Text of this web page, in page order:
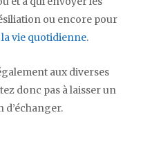
ou encore pour
vie quotidienne.
aux diverses
donc pas à laisser un
d’échanger.